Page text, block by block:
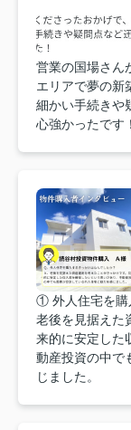
営業の国場さん
エリアで夢の新
細かい手続きや
心強かったです
① 外人住宅を購
老後を見据えた
来的に安定した
動産投資の中で
じました。